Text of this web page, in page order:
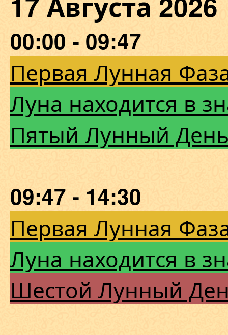
00:00 - 09:47
Первая Лунная
Луна находится в
Пятый Лунный
09:47 - 14:30
Первая Лунная
Луна находится в
Шестой Лунный